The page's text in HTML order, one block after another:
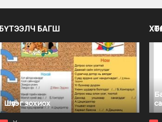
БҮТЭЭЛЧ БАГШ
Шүлэг зохиох